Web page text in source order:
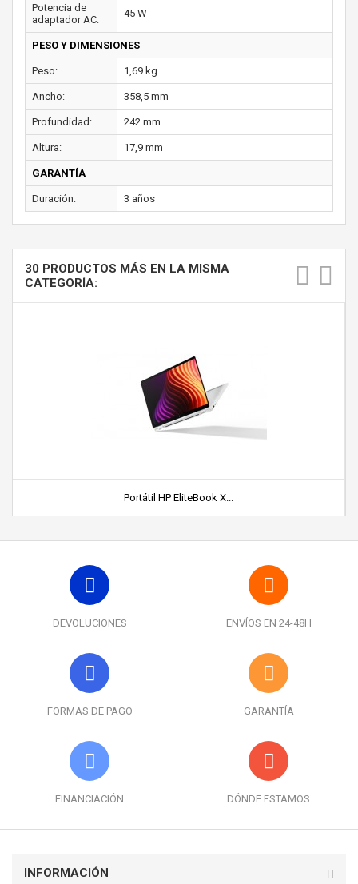
Potencia de
adaptador AC:
45 W
PESO Y DIMENSIONES
Peso: 1,69 kg
Ancho: 358,5 mm
Profundidad: 242 mm
Altura: 17,9 mm
GARANTÍA
Duración: 3 años
30 PRODUCTOS MÁS EN LA MISMA
CATEGORÍA:
Portátil HP EliteBook X...
DEVOLUCIONES ENVÍOS EN 24-48H
FORMAS DE PAGO GARANTÍA
FINANCIACIÓN DÓNDE ESTAMOS
INFORMACIÓN